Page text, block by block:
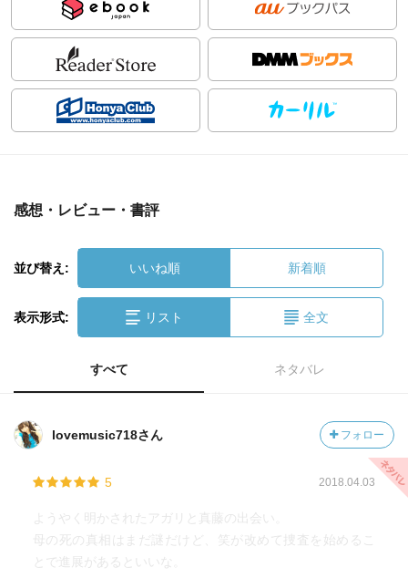
感想・レビュー・書評
並び替え: いいね順 新着順
表示形式: リスト 全文
すべて ネタバレ
lovemusic718さん フォロー
5 2018.04.03
ようやく明かされたアガリと真藤の出会い。
母の死の真相はまだ謎だけど、笑が改めて捜査を始めるこ
とで進展があるといいな。